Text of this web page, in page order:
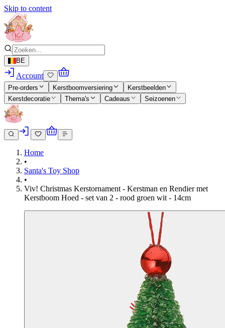
Skip to content
BE
Account
Pre-orders Kerstboomversiering
Kerstbeelden
Kerstdecoratie
Thema's Cadeaus Seizoenen
Home
•
Santa's Toy Shop
•
Viv! Christmas Kerstornament - Kerstman en Rendier met
Kerstboom Hoed - set van 2 - rood groen wit - 14cm